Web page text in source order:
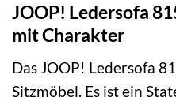
JOOP! Ledersofa
mit Charakter
Das JOOP! Ledersofa
Sitzmöbel. Es ist ein